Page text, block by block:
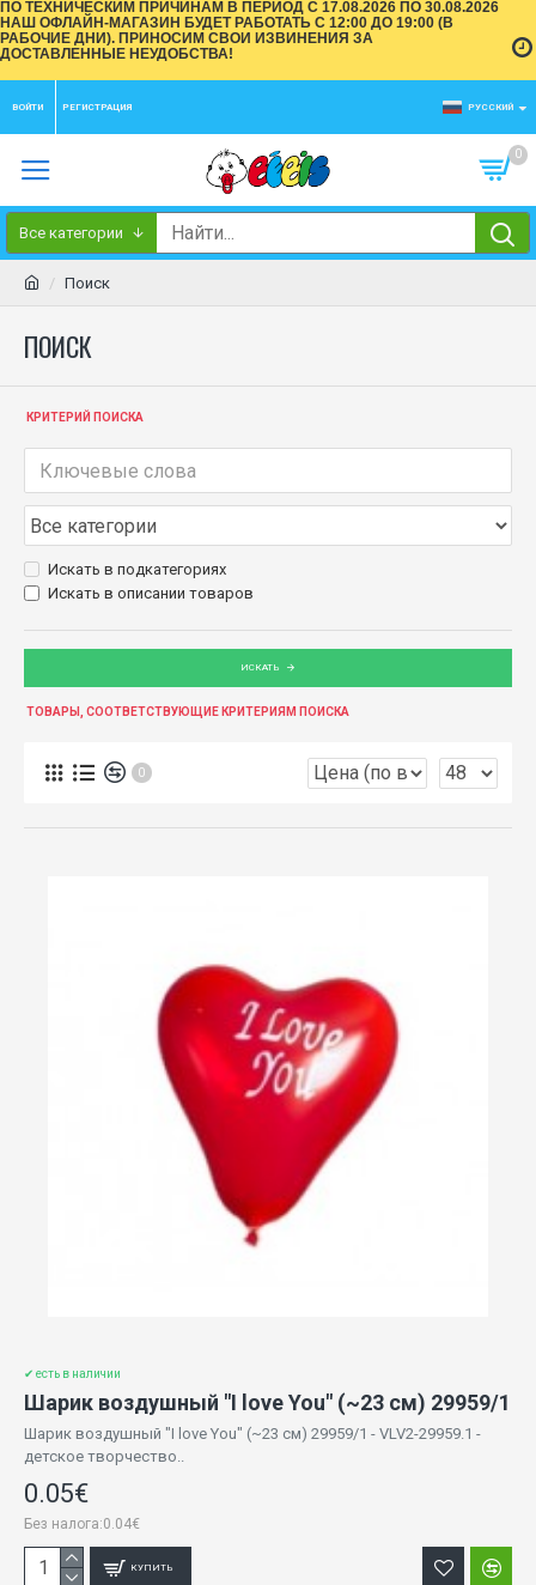
ПО ТЕХНИЧЕСКИМ ПРИЧИНАМ В ПЕРИОД С 17.08.2026 ПО 30.08.2026
НАШ ОФЛАЙН-МАГАЗИН БУДЕТ РАБОТАТЬ С 12:00 ДО 19:00 (В
РАБОЧИЕ ДНИ). ПРИНОСИМ СВОИ ИЗВИНЕНИЯ ЗА
ДОСТАВЛЕННЫЕ НЕУДОБСТВА!
ВОЙТИ РЕГИСТРАЦИЯ РУССКИЙ
0
Все категории
Поиск
ПОИСК
КРИТЕРИЙ ПОИСКА
Искать в подкатегориях
Искать в описании товаров
ИСКАТЬ
ТОВАРЫ, СООТВЕТСТВУЮЩИЕ КРИТЕРИЯМ ПОИСКА
0
✔ есть в наличии
Шарик воздушный "I love You" (~23 cм) 29959/1
Шарик воздушный "I love You" (~23 cм) 29959/1 - VLV2-29959.1 -
детское творчество..
0.05€
Без налога:0.04€
КУПИТЬ